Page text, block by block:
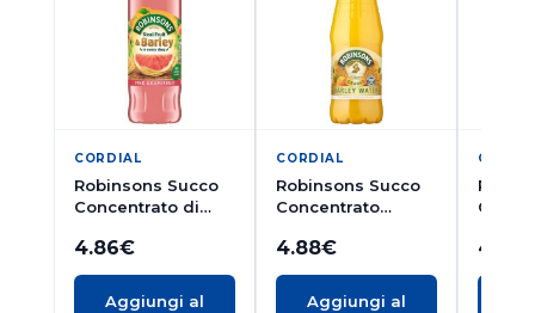
CORDIAL
Robinsons Succo
Concentrato di
Orzo 1L
4.86€
Aggiungi al
CORDIAL
Robinsons Succo
Concentrato
1L
4.88€
Aggiungi al
4.83